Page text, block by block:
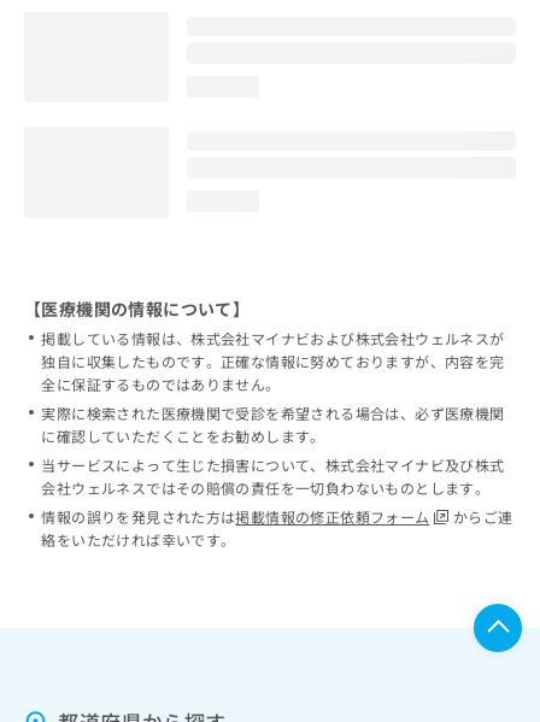
【医療機関の情報について】
掲載している情報は、株式会社マイナビおよび株式会社ウェルネスが
独自に収集したものです。正確な情報に努めておりますが、内容を完
全に保証するものではありません。
実際に検索された医療機関で受診を希望される場合は、必ず医療機関
に確認していただくことをお勧めします。
当サービスによって生じた損害について、株式会社マイナビ及び株式
会社ウェルネスではその賠償の責任を一切負わないものとします。
情報の誤りを発見された方は掲載情報の修正依頼フォーム
からご連
絡をいただければ幸いです。